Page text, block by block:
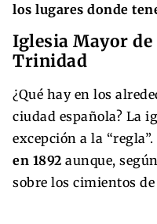
los lugares donde
Iglesia Mayor
Trinidad
¿Qué hay en los
ciudad española? La
excepción a la
en 1892 aunque,
sobre los cimientos